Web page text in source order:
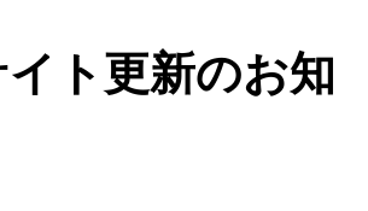
ト更新のお知